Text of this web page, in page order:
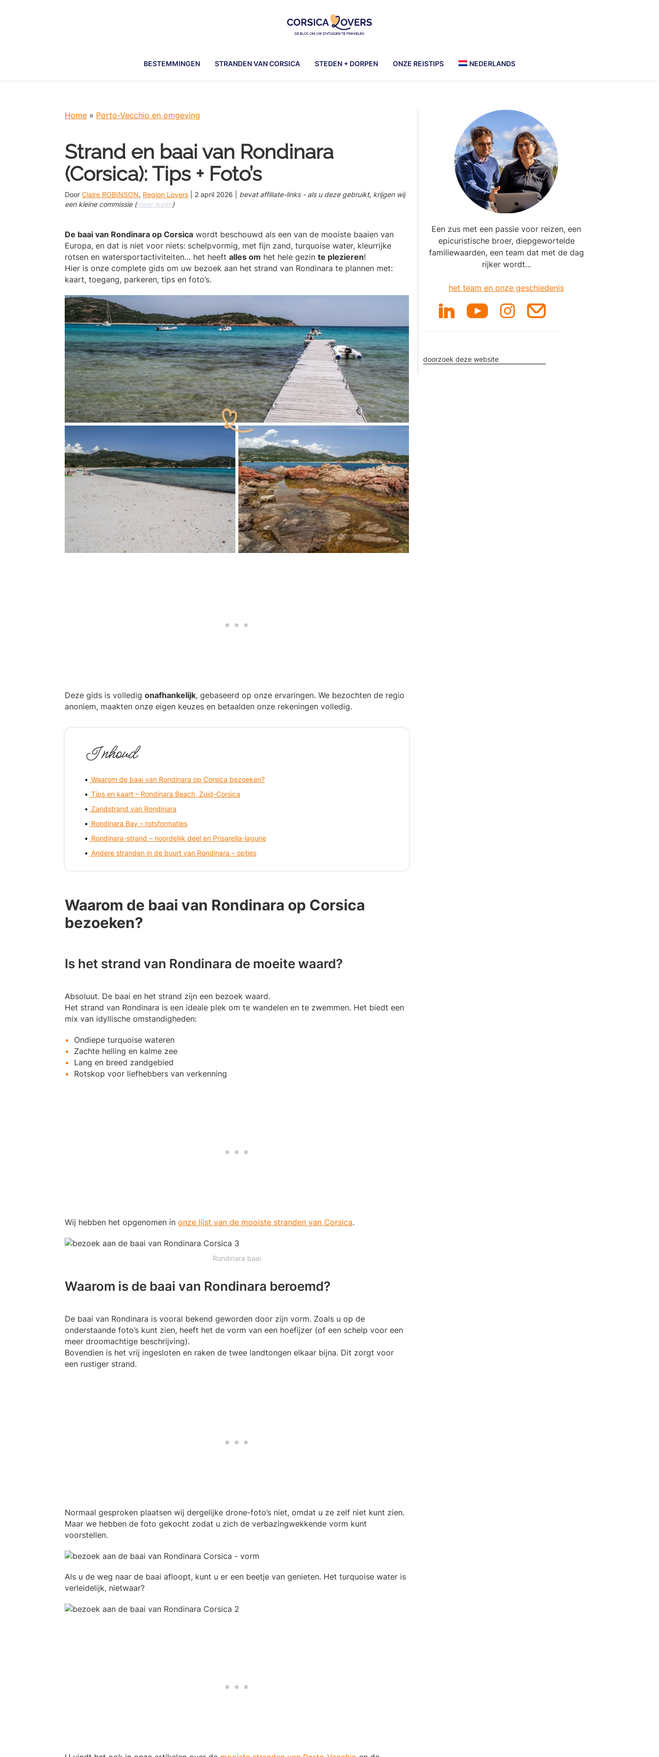
zintuigen
prikkelen
Claire
en
BESTEMMINGEN STRANDEN VAN CORSICA STEDEN + DORPEN ONZE REISTIPS NEDERLANDS
Home » Porto-Vecchio en omgeving
Strand en baai van Rondinara
(Corsica): Tips + Foto’s
Door Claire ROBINSON, Region Lovers 2 april 2026
bevat affiliate-links - als u deze gebruikt, krijgen wij
een kleine commissie (meer lezen)
De baai van Rondinara op Corsica wordt beschouwd als een van de mooiste baaien van
Europa, en dat is niet voor niets: schelpvormig, met fijn zand, turquoise water, kleurrijke
rotsen en watersportactiviteiten… het heeft alles om het hele gezin te plezieren!
Hier is onze complete gids om uw bezoek aan het strand van Rondinara te plannen met:
kaart, toegang, parkeren, tips en foto’s.
Deze gids is volledig onafhankelijk, gebaseerd op onze ervaringen. We bezochten de regio
anoniem, maakten onze eigen keuzes en betaalden onze rekeningen volledig.
Inhoud
Waarom de baai van Rondinara op Corsica bezoeken?
Tips en kaart – Rondinara Beach, Zuid-Corsica
Zandstrand van Rondinara
Rondinara Bay – rotsformaties
Rondinara-strand – noordelijk deel en Prisarella-lagune
Andere stranden in de buurt van Rondinara – opties
Waarom de baai van Rondinara op Corsica
bezoeken?
Is het strand van Rondinara de moeite waard?
Absoluut. De baai en het strand zijn een bezoek waard.
Het strand van Rondinara is een ideale plek om te wandelen en te zwemmen. Het biedt een
mix van idyllische omstandigheden:
Ondiepe turquoise wateren
Zachte helling en kalme zee
Lang en breed zandgebied
Rotskop voor liefhebbers van verkenning
Wij hebben het opgenomen in onze lijst van de mooiste stranden van Corsica.
Rondinara baai
Waarom is de baai van Rondinara beroemd?
De baai van Rondinara is vooral bekend geworden door zijn vorm. Zoals u op de
onderstaande foto’s kunt zien, heeft het de vorm van een hoefijzer (of een schelp voor een
meer droomachtige beschrijving).
Bovendien is het vrij ingesloten en raken de twee landtongen elkaar bijna. Dit zorgt voor
een rustiger strand.
Normaal gesproken plaatsen wij dergelijke drone-foto’s niet, omdat u ze zelf niet kunt zien.
Maar we hebben de foto gekocht zodat u zich de verbazingwekkende vorm kunt
voorstellen.
Als u de weg naar de baai afloopt, kunt u er een beetje van genieten. Het turquoise water is
verleidelijk, nietwaar?
Primary
Sidebar
Een zus met een passie voor reizen, een
epicuristische broer, diepgewortelde
familiewaarden, een team dat met de dag
rijker wordt...
het team en onze geschiedenis
doorzoek